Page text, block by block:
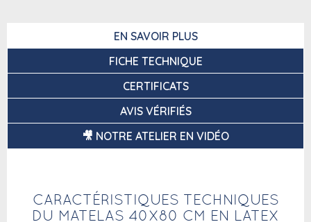
EN SAVOIR PLUS
FICHE TECHNIQUE
CERTIFICATS
AVIS VÉRIFIÉS
🎥 NOTRE ATELIER EN VIDÉO
CARACTÉRISTIQUES TECHNIQUES
DU MATELAS 40X80 CM EN LATEX